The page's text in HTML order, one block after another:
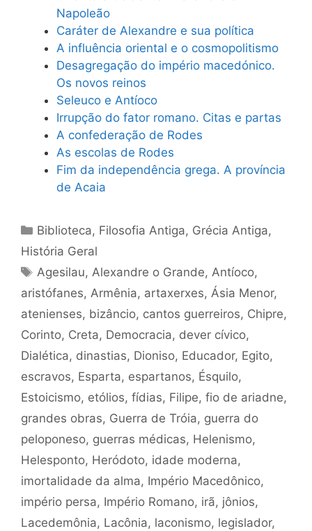
Napoleão
Caráter de Alexandre e sua política
A influência oriental e o cosmopolitismo
Desagregação do império macedónico.
Os novos reinos
Seleuco e Antíoco
Irrupção do fator romano. Citas e partas
A confederação de Rodes
As escolas de Rodes
Fim da independência grega. A província
de Acaia
Categorias
Biblioteca, Filosofia Antiga, Grécia Antiga,
História Geral
Tags
Agesilau,Alexandre o Grande,Antíoco,
aristófanes, Armênia, artaxerxes, Ásia Menor,
atenienses, bizâncio, cantos guerreiros, Chipre,
Corinto, Creta, Democracia, dever cívico,
Dialética, dinastias, Dioniso, Educador, Egito,
escravos, Esparta, espartanos, Ésquilo,
Estoicismo, etólios, fídias, Filipe, fio de ariadne,
grandes obras, Guerra de Tróia, guerra do
peloponeso, guerras médicas, Helenismo,
Helesponto, Heródoto, idade moderna,
imortalidade da alma, Império Macedônico,
império persa, Império Romano, irã, jônios,
Lacedemônia, Lacônia, laconismo, legislador,